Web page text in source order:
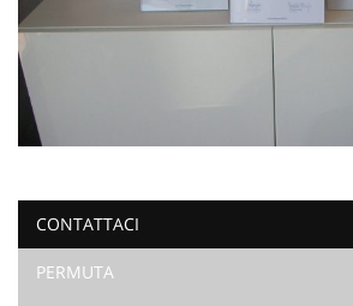
CONTATTACI
PERMUTA